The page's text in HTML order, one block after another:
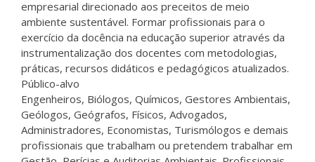
empresarial direcionado aos preceitos de meio
ambiente sustentável. Formar profissionais para o
exercício da docência na educação superior através da
instrumentalização dos docentes com metodologias,
práticas, recursos didáticos e pedagógicos atualizados.
Público-alvo
Engenheiros, Biólogos, Químicos, Gestores Ambientais,
Geólogos, Geógrafos, Físicos, Advogados,
Administradores, Economistas, Turismólogos e demais
profissionais que trabalham ou pretendem trabalhar em